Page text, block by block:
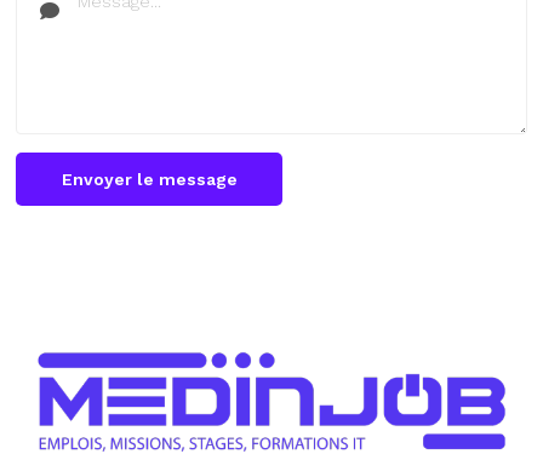
Envoyer le message